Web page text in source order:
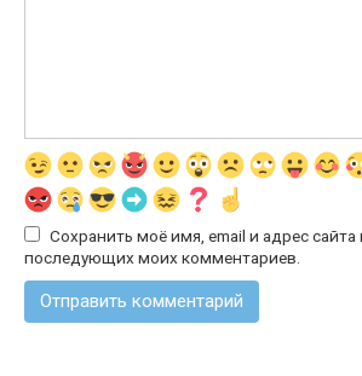
Сохранить моё имя, email и адрес сайта
последующих моих комментариев.